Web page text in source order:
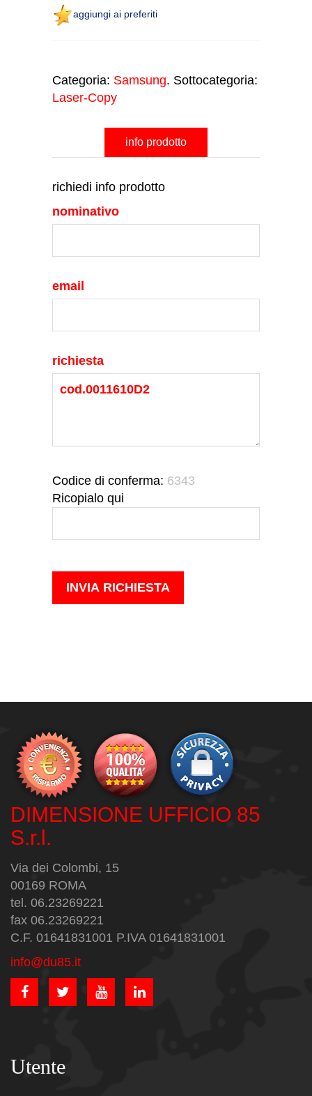
aggiungi ai preferiti
Categoria: Samsung. Sottocategoria:
Laser-Copy
info prodotto
richiedi info prodotto
nominativo
email
richiesta
Codice di conferma: 6343
Ricopialo qui
DIMENSIONE UFFICIO 85
S.r.l.
Via dei Colombi, 15
00169 ROMA
tel. 06.23269221
fax 06.23269221
C.F. 01641831001 P.IVA 01641831001
info@du85.it
Utente